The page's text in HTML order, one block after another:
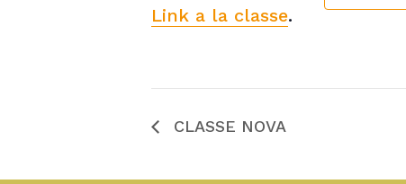
Link a la classe.
CLASSE NOVA